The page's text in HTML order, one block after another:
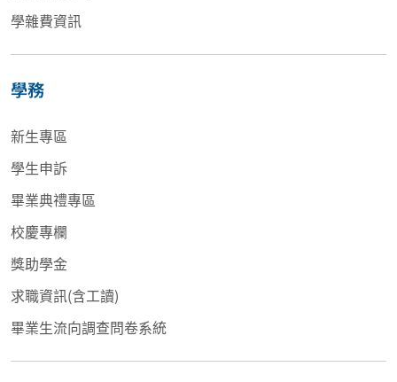
學雜費資訊
學務
新生專區
學生申訴
畢業典禮專區
校慶專欄
獎助學金
求職資訊(含工讀)
畢業生流向調查問卷系統